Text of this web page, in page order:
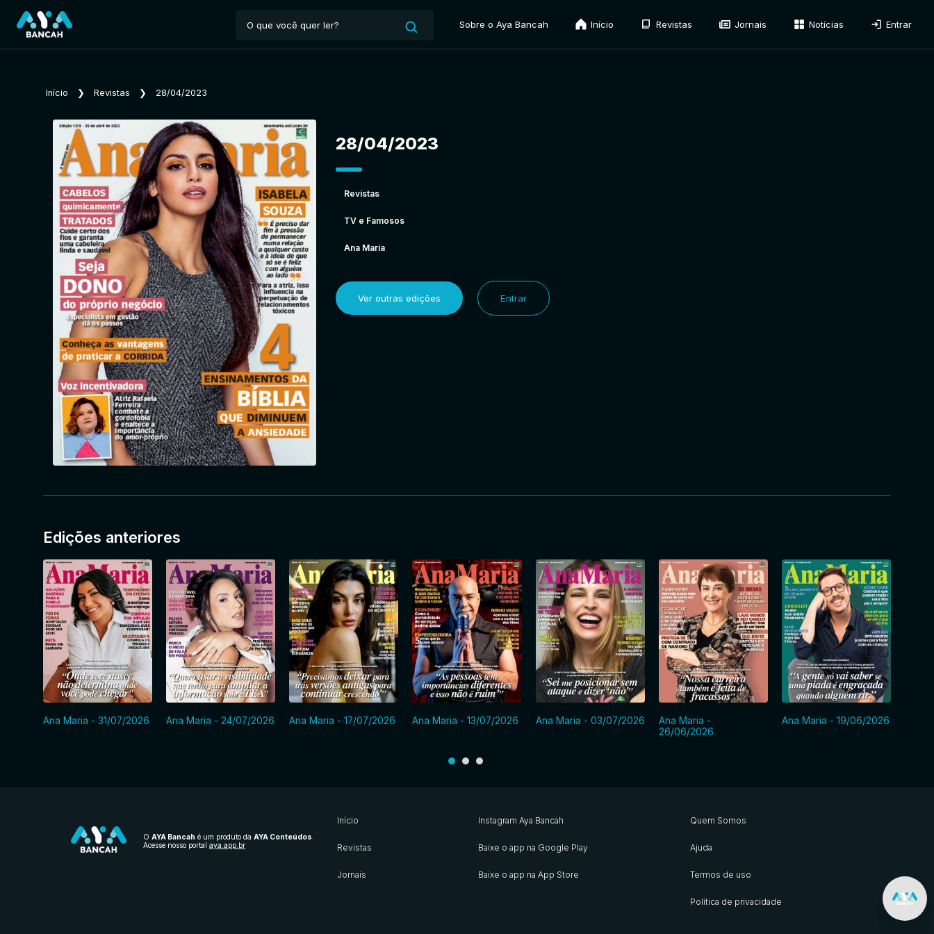
Sobre o Aya Bancah Início Revistas Jornais Notícias Entrar
Início ❯ Revistas ❯ 28/04/2023
28/04/2023
Revistas
TV e Famosos
Ana Maria
Ver outras edições Entrar
Edições anteriores
Ana Maria - 31/07/2026 Ana Maria - 24/07/2026 Ana Maria - 17/07/2026 Ana Maria - 13/07/2026 Ana Maria - 03/07/2026
Ana Maria -
26/06/2026
Ana Maria - 19/06/2026
O AYA Bancah é um produto da AYA Conteúdos
Acesse nosso portal aya.app.br
Início
Revistas
Jornais
Instagram Aya Bancah
Baixe o app na Google Play
Baixe o app na App Store
Quem Somos
Ajuda
Termos de uso
Política de privacidade